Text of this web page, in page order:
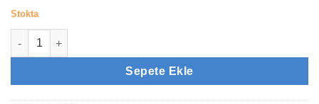
Stokta
Ceylan Miski (3cc) adet
Sepete Ekle